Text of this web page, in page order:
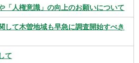
「人権意識」の向上のお願いについて
して木曽地域も早急に調査開始すべき
て